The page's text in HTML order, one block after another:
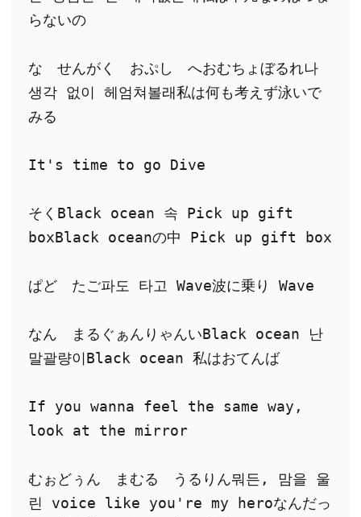
らないの
な　せんがく　おぷし　へおむちょぼるれ나
생각 없이 헤엄쳐볼래私は何も考えず泳いで
みる
It's time to go Dive
そくBlack ocean 속 Pick up gift
boxBlack oceanの中 Pick up gift box
ぱど　たご파도 타고 Wave波に乗り Wave
なん　まるぐぁんりゃんいBlack ocean 난
말괄량이Black ocean 私はおてんば
If you wanna feel the same way,
look at the mirror
むぉどぅん　まむる　うるりん뭐든, 맘을 울
린 voice like you're my heroなんだっ